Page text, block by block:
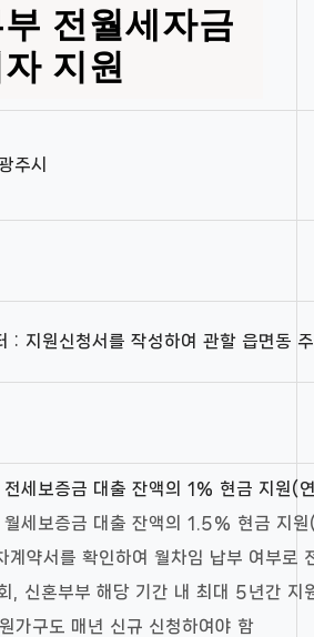
전월세자금
지원
주시
: 지원신청서를 작성하여 관할 읍면동
세보증금 대출 잔액의 1% 현금 지원(
세보증금 대출 잔액의 1.5% 현금 지
계약서를 확인하여 월차임 납부 여부로
, 신혼부부 해당 기간 내 최대 5년간 지
가구도 매년 신규 신청하여야 함